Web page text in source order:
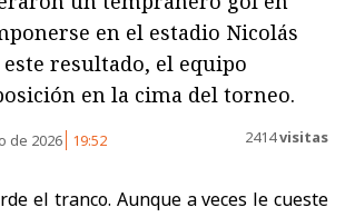
en el estadio Nicolás
este resultado, el equipo
en la cima del torneo.
de 2026 19:52 2414visitas
el tranco. Aunque a veces le cueste